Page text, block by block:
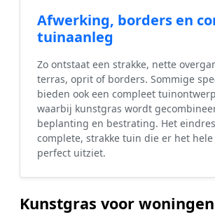
Afwerking, borders en
tuinaanleg
Zo ontstaat een strakke, nette
terras, oprit of borders. Sommige
bieden ook een compleet
waarbij kunstgras wordt
beplanting en bestrating. Het
complete, strakke tuin die er het
perfect uitziet.
Kunstgras voor